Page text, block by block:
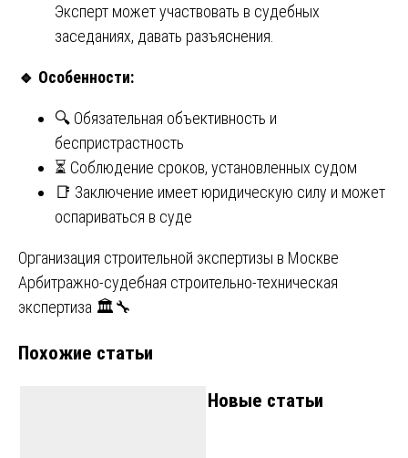
Эксперт может участвовать в судебных
заседаниях, давать разъяснения.
🔹 Особенности:
🔍 Обязательная объективность и
беспристрастность
⏳ Соблюдение сроков, установленных судом
📑 Заключение имеет юридическую силу и может
оспариваться в суде
Навигация
по
Организация строительной экспертизы в Москве
Арбитражно-судебная строительно-техническая
экспертиза 🏛️🔧
Похожие статьи
Новые статьи